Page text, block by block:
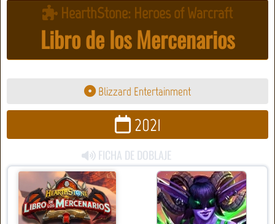
HearthStone: Heroes of Warcraft
Libro de los Mercenarios
Blizzard Entertainment
2021
FICHA DE DOBLAJE